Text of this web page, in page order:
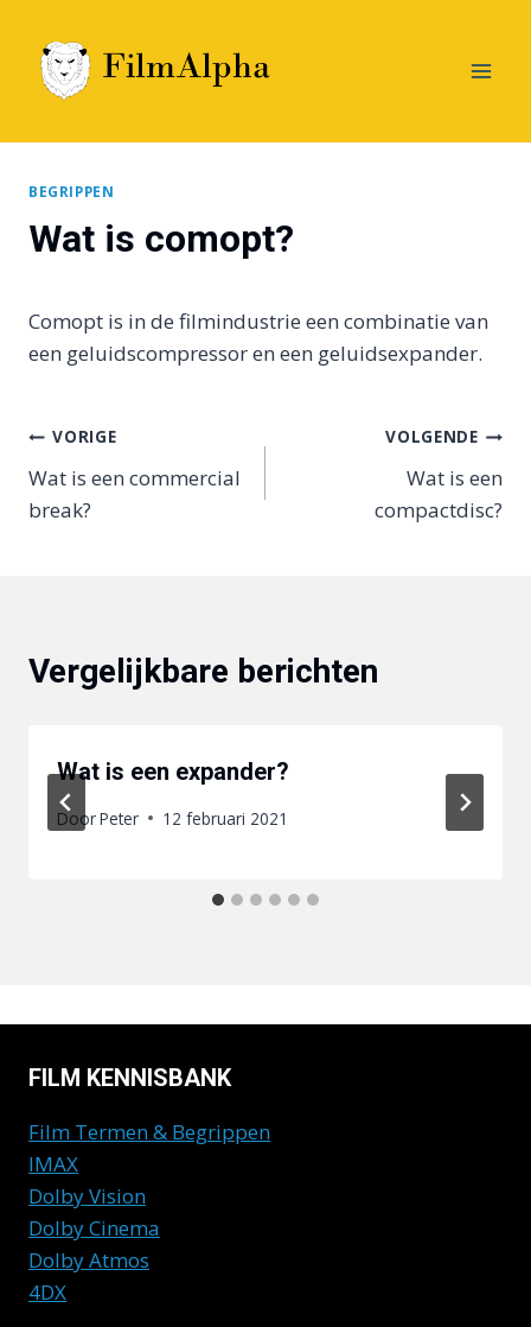
inhoud
BEGRIPPEN
Wat is comopt?
Comopt is in de filmindustrie een combinatie van
een geluidscompressor en een geluidsexpander.
Bericht
navigatie
VORIGE
Wat is een commercial
break?
VOLGENDE
Wat is een
compactdisc?
Vergelijkbare berichten
Wat is een expander?
DoorPeter 12 februari 2021
FILM KENNISBANK
Film Termen & Begrippen
IMAX
Dolby Vision
Dolby Cinema
Dolby Atmos
4DX